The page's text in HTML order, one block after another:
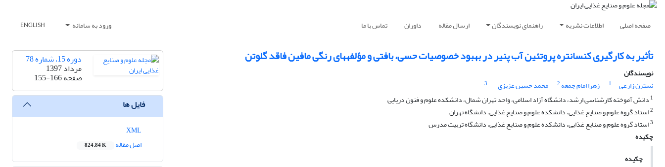
صفحه اصلی اطلاعات نشریه راهنمای نویسندگان ارسال مقاله داوران تماس با ما ورود به سامانه ENGLISH
تأثیر به کارگیری کنسانتره پروتئین آب پنیر در بهبود خصوصیات حسی، بافتی و مؤلفههای رنگی مافین فاقد گلوتن
نویسندگان
نسترن زارعی
1 زهرا امام جمعه 2 محمد حسین عزیزی
3
1 دانش آموخته کارشناسی ارشد، دانشگاه آزاد اسلامی، واحد تهران شمال، دانشکده علوم و فنون دریایی
2استاد گروه علوم و صنایع غذایی، دانشکده علوم و صنایع غذایی، دانشگاه تهران
3استاد گروه علوم و صنایع غذایی، دانشکده علوم و صنایع غذایی، دانشگاه تربیت مدرس
چکیده
چکیده
دوره 15، شماره 78
مرداد 1397
صفحه155-166
فایل ها
اصل مقاله
824.84 K